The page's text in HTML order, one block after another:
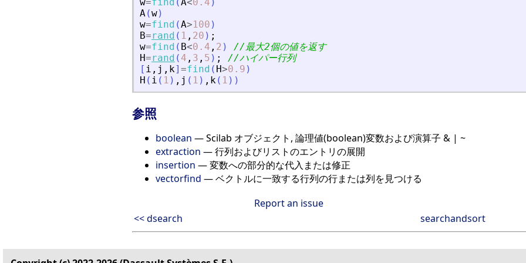
A(w)
w=find (A>100 )
B=rand ( 1 , 20 ) ;
w=find ( B<0.4 , 2 )
//最大2個の値を返す
H=rand ( 4 , 3 , 5 ) ;
//ハイパー行列
[ i , j , k] =find ( H>0.9 )
H ( i ( 1 ) , j ( 1 ) , k( 1 ) )
参照
boolean — Scilab オブジェクト, 論理値(boolean)変数および演算子 & | ~
extraction — 行列およびリストのエントリの展開
insertion — 変数への部分的な代入または修正
vectorfind — ベクトルに一致する行列の行または列を見つける
Report an issue
<< dsearch
searchandsort